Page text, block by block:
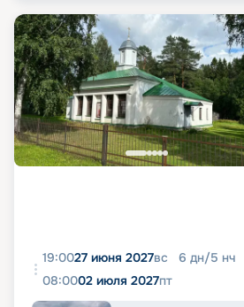
19:0027 июня 2027вс 6 дн/5 нч
08:0002 июля 2027пт